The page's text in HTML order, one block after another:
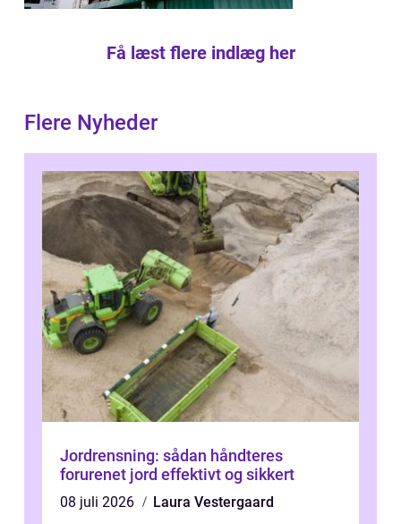
Få læst flere indlæg her
Flere Nyheder
Jordrensning: sådan håndteres
forurenet jord effektivt og sikkert
08 juli 2026
Laura Vestergaard